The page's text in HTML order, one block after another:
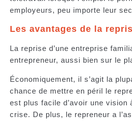
employeurs, peu importe leur
Les avantages de la
La reprise d’une entreprise
entrepreneur, aussi bien sur le
Économiquement, il s’agit la
chance de mettre en péril le
est plus facile d’avoir une
crise. De plus, le repreneur a